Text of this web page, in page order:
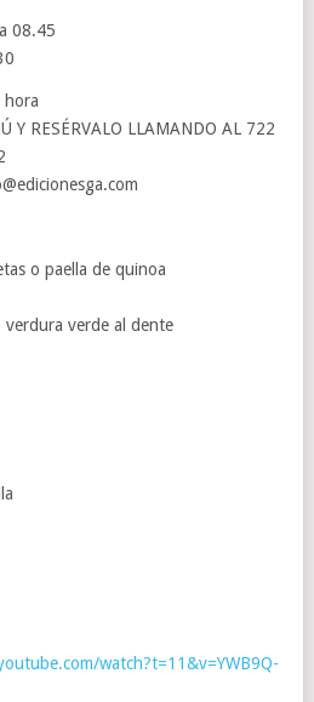
08.45
hora
Y RESÉRVALO LLAMANDO AL 722
o paella de quinoa
verde al dente
watch?t=11&v=YWB9Q-